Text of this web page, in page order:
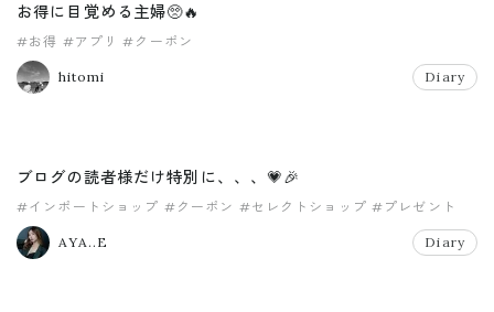
お得に目覚める主婦🥺🔥
#お得 #アプリ #クーポン
hitomi Diary
ブログの読者様だけ特別に、、、💗🎉
#インポートショップ #クーポン #セレクトショップ #プレゼント
AYA..E Diary